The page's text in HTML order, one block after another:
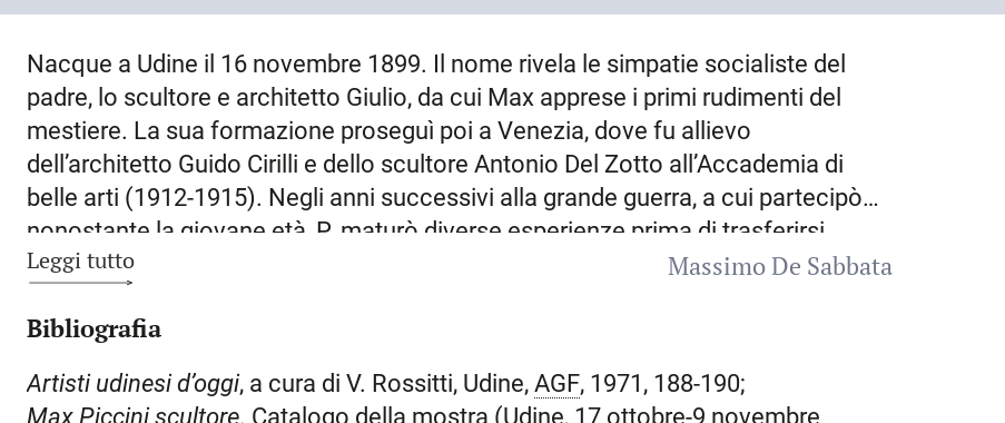
Nacque a Udine il 16 novembre 1899. Il nome rivela le simpatie socialiste del
padre, lo scultore e architetto Giulio, da cui Max apprese i primi rudimenti del
mestiere. La sua formazione proseguì poi a Venezia, dove fu allievo
dell’architetto Guido Cirilli e dello scultore Antonio Del Zotto all’Accademia di
belle arti (1912-1915). Negli anni successivi alla grande guerra, a cui partecipò
nonostante la giovane età, P. maturò diverse esperienze prima di trasferirsi
stabilmente a
, in compagnia
sopravvivendo con piccole commesse. Nel 1922, rientrato in Italia, rimase per un
Dazzi. L’anno successivo fu a Roma, presso lo studio dello scultore friulano
Leggi tutto
Massimo De Sabbata
Bibliografia
Artisti udinesi d’oggi, a cura di V. Rossitti, Udine, AGF, 1971, 188-190;
Max Piccini scultore. Catalogo della mostra (Udine, 17 ottobre-9 novembre